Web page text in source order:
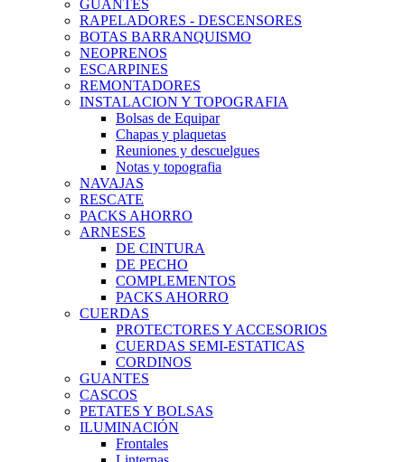
GUANTES
RAPELADORES - DESCENSORES
BOTAS BARRANQUISMO
NEOPRENOS
ESCARPINES
REMONTADORES
INSTALACION Y TOPOGRAFIA
Bolsas de Equipar
Chapas y plaquetas
Reuniones y descuelgues
Notas y topografia
NAVAJAS
RESCATE
PACKS AHORRO
ARNESES
DE CINTURA
DE PECHO
COMPLEMENTOS
PACKS AHORRO
CUERDAS
PROTECTORES Y ACCESORIOS
CUERDAS SEMI-ESTATICAS
CORDINOS
GUANTES
CASCOS
PETATES Y BOLSAS
ILUMINACIÓN
Frontales